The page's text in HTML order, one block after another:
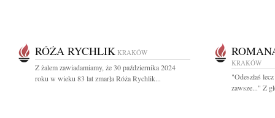
RÓŻA RYCHLIK KRAKÓW
Z żalem zawiadamiamy, że 30 października 2024
roku w wieku 83 lat zmarła Róża Rychlik...
KRAKÓW
"Odeszłaś
zawsze..." Z